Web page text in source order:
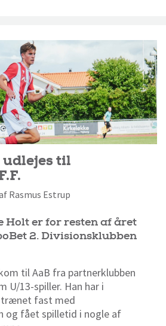
til
Rasmus Estrup
Holt er for resten af året
2. Divisionsklubben
til AaB fra partnerklubben
U/13-spiller. Han har i
fast med
og fået spilletid i nogle af